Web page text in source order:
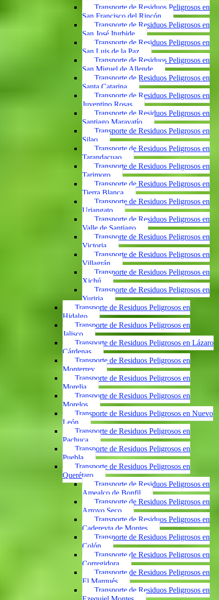
Transporte de Residuos Peligrosos en
San Francisco del Rincón
Transporte de Residuos Peligrosos en
San José Iturbide
Transporte de Residuos Peligrosos en
San Luis de la Paz
Transporte de Residuos Peligrosos en
San Miguel de Allende
Transporte de Residuos Peligrosos en
Santa Catarina
Transporte de Residuos Peligrosos en
Juventino Rosas
Transporte de Residuos Peligrosos en
Santiago Maravatío
Transporte de Residuos Peligrosos en
Silao
Transporte de Residuos Peligrosos en
Tarandacuao
Transporte de Residuos Peligrosos en
Tarimoro
Transporte de Residuos Peligrosos en
Tierra Blanca
Transporte de Residuos Peligrosos en
Uriangato
Transporte de Residuos Peligrosos en
Valle de Santiago
Transporte de Residuos Peligrosos en
Victoria
Transporte de Residuos Peligrosos en
Villagrán
Transporte de Residuos Peligrosos en
Xichú
Transporte de Residuos Peligrosos en
Yuriria
Transporte de Residuos Peligrosos en
Hidalgo
Transporte de Residuos Peligrosos en
Jalisco
Transporte de Residuos Peligrosos en Lázaro
Cárdenas
Transporte de Residuos Peligrosos en
Monterrey
Transporte de Residuos Peligrosos en
Morelia
Transporte de Residuos Peligrosos en
Morelos
Transporte de Residuos Peligrosos en Nuevo
León
Transporte de Residuos Peligrosos en
Pachuca
Transporte de Residuos Peligrosos en
Puebla
Transporte de Residuos Peligrosos en
Querétaro
Transporte de Residuos Peligrosos en
Amealco de Bonfil
Transporte de Residuos Peligrosos en
Arroyo Seco
Transporte de Residuos Peligrosos en
Cadereyta de Montes
Transporte de Residuos Peligrosos en
Colón
Transporte de Residuos Peligrosos en
Corregidora
Transporte de Residuos Peligrosos en
El Marqués
Transporte de Residuos Peligrosos en